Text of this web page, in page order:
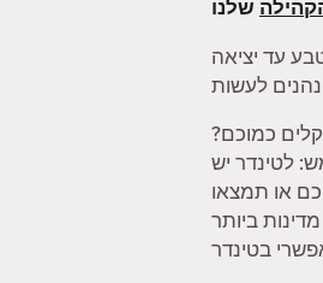
עד יציאה
כמוכם?
לטינדר יש
או תמצאו
מישהו שיכול לקחת אתכם במטקות. וכשאתם מרגישים צורך להתרחק קצת, הפיצ'ר "מצב דרכון" יכול לקחת אתכם ליותר מ–190 מדינות ביותר